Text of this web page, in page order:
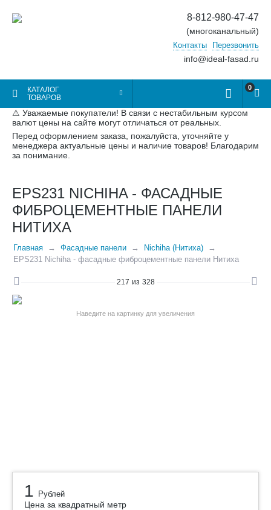
8-812-980-47-47
(многоканальный)
Контакты Перезвонить
info@ideal-fasad.ru
КАТАЛОГ
ТОВАРОВ
0
⚠ Уважаемые покупатели! В связи с нестабильным курсом
валют цены на сайте могут отличаться от реальных.
Перед оформлением заказа, пожалуйста, уточняйте у
менеджера актуальные цены и наличие товаров! Благодарим
за понимание.
EPS231 NICHIHA - ФАСАДНЫЕ
ФИБРОЦЕМЕНТНЫЕ ПАНЕЛИ
НИТИХА
Главная Фасадные панели
Nichiha (Нитиха)
EPS231 Nichiha - фасадные фиброцементные панели Нитиха
217 из 328
Наведите на картинку для увеличения
1 Рублей
Цена за квадратный метр